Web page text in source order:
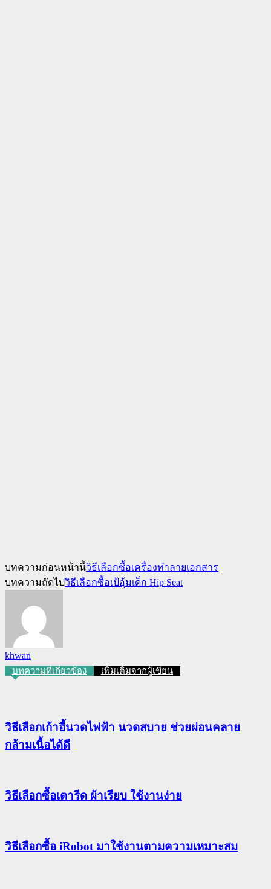
บทความก่อนหน้านี้วิธีเลือกซื้อเครื่องทำลายเอกสาร
บทความถัดไปวิธีเลือกซื้อเป้อุ้มเด็ก Hip Seat
khwan
บทความที่เกี่ยวข้อง เพิ่มเติมจากผู้เขียน
วิธีเลือกเก้าอี้นวดไฟฟ้า นวดสบาย ช่วยผ่อนคลาย
กล้ามเนื้อได้ดี
วิธีเลือกซื้อเตารีด ผ้าเรียบ ใช้งานง่าย
วิธีเลือกซื้อ iRobot มาใช้งานตามความเหมาะสม